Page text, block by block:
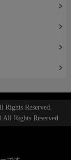
Reserved.
Rights Reserved.